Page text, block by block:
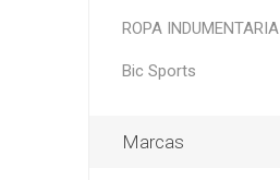
ROPA INDUMENTARIA
Bic Sports
Marcas